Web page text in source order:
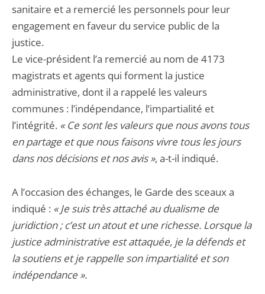
sanitaire et a remercié les personnels pour leur
engagement en faveur du service public de la
justice.
Le vice-président l’a remercié au nom de 4173
magistrats et agents qui forment la justice
administrative, dont il a rappelé les valeurs
communes : l’indépendance, l’impartialité et
l’intégrité. « Ce sont les valeurs que nous avons tous
en partage et que nous faisons vivre tous les jours
dans nos décisions et nos avis », a-t-il indiqué.
A l’occasion des échanges, le Garde des sceaux a
indiqué : « Je suis très attaché au dualisme de
juridiction ; c’est un atout et une richesse. Lorsque la
justice administrative est attaquée, je la défends et
la soutiens et je rappelle son impartialité et son
indépendance ».